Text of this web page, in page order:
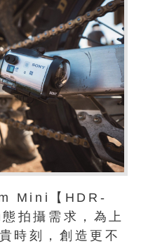
Mini【HDR-
拍攝需求，為上
時刻，創造更不